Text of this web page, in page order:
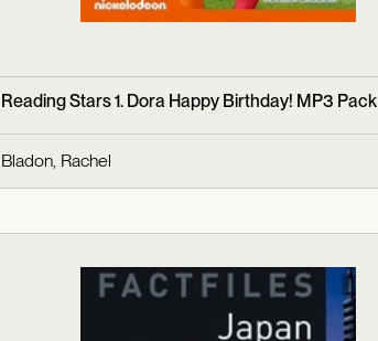
Reading Stars 1. Dora Happy Birthday! MP3 Pack
Bladon, Rachel